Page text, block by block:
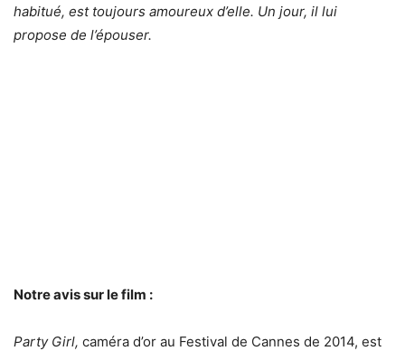
habitué, est toujours amoureux d’elle. Un jour, il lui
propose de l’épouser.
Notre avis sur le film :
Party Girl, caméra d’or au Festival de Cannes de 2014, est